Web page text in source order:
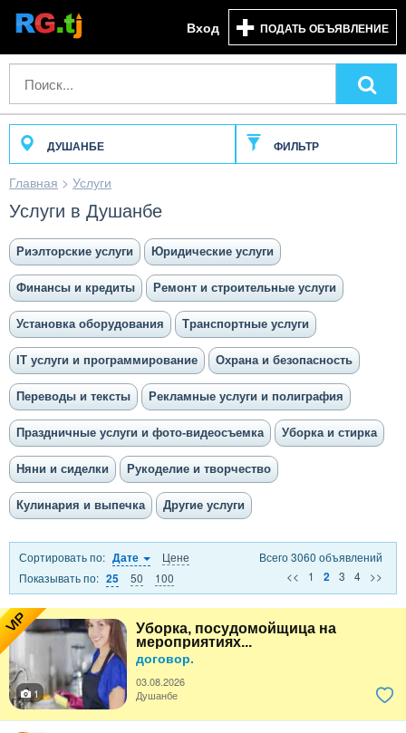
Вход ПОДАТЬ ОБЪЯВЛЕНИЕ
ДУШАНБЕ ФИЛЬТР
Главная > Услуги
Услуги в Душанбе
Риэлторские услуги Юридические услуги
Финансы и кредиты Ремонт и строительные услуги
Установка оборудования Транспортные услуги
IT услуги и программирование Охрана и безопасность
Переводы и тексты Рекламные услуги и полиграфия
Праздничные услуги и фото-видеосъемка Уборка и стирка
Няни и сиделки Рукоделие и творчество
Кулинария и выпечка Другие услуги
Сортировать по: Дате
Цене
Показывать по: 25 50 100
Всего 3060 объявлений
<<
1 2 3 4 >>
VIP
Уборка, посудомойщица на
мероприятиях...
договор.
03.08.2026
1
Душанбе